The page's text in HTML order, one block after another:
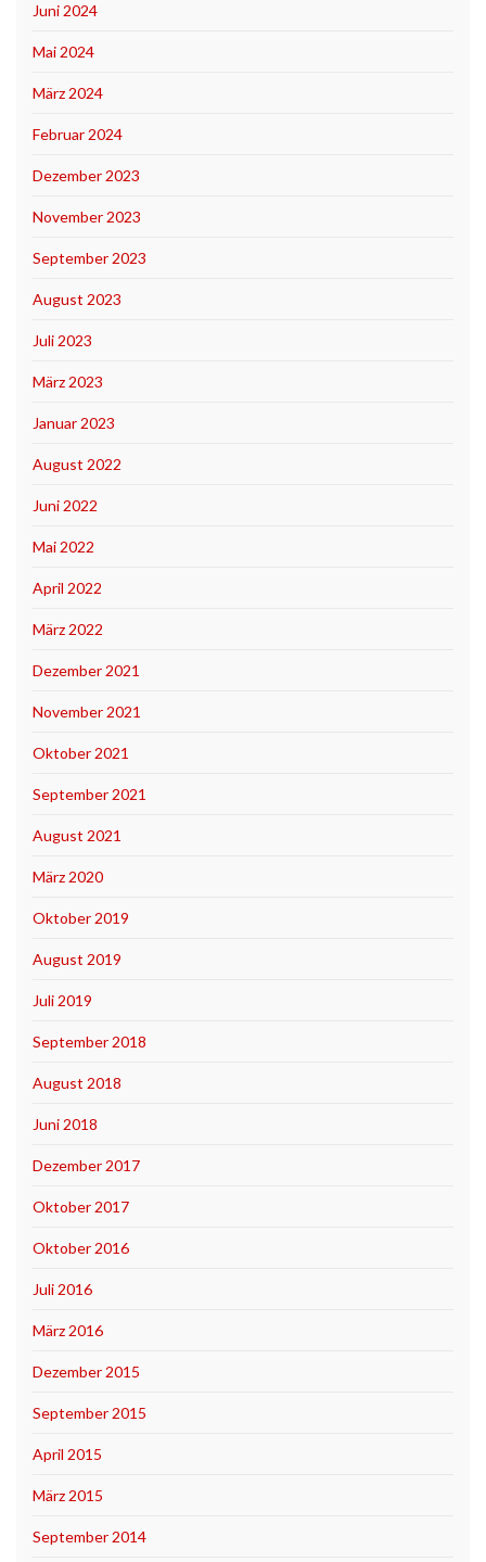
Juni 2024
Mai 2024
März 2024
Februar 2024
Dezember 2023
November 2023
September 2023
August 2023
Juli 2023
März 2023
Januar 2023
August 2022
Juni 2022
Mai 2022
April 2022
März 2022
Dezember 2021
November 2021
Oktober 2021
September 2021
August 2021
März 2020
Oktober 2019
August 2019
Juli 2019
September 2018
August 2018
Juni 2018
Dezember 2017
Oktober 2017
Oktober 2016
Juli 2016
März 2016
Dezember 2015
September 2015
April 2015
März 2015
September 2014